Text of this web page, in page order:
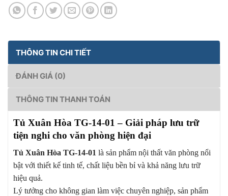
THÔNG TIN CHI TIẾT
ĐÁNH GIÁ (0)
THÔNG TIN THANH TOÁN
Tủ Xuân Hòa TG-14-01 – Giải pháp lưu trữ
tiện nghi cho văn phòng hiện đại
Tủ Xuân Hòa TG-14-01 là sản phẩm nội thất văn phòng nổi
bật với thiết kế tinh tế, chất liệu bền bỉ và khả năng lưu trữ
hiệu quả.
Lý tưởng cho không gian làm việc chuyên nghiệp, sản phẩm